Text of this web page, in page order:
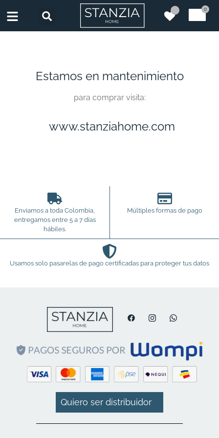
0
Estamos en mantenimiento
para comprar visita:
www.stanziahome.com
Enviamos a toda Colombia,
entregamos entre 5 a 7 días
hábiles.
Múltiples formas de pago
Usamos solo pasarelas de pago certificadas para proteger tus datos
Quiero ser distribuidor